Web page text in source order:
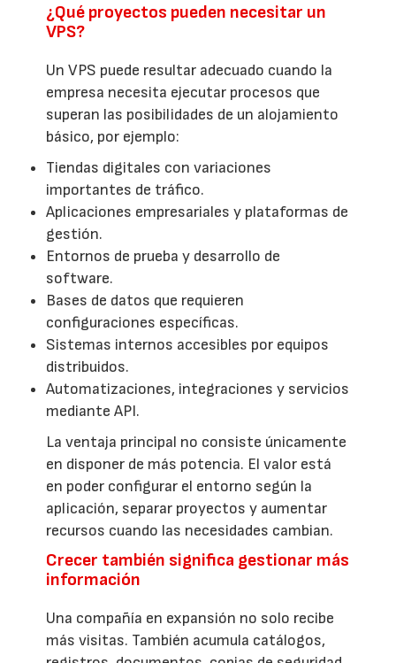
¿Qué proyectos pueden necesitar un
VPS?
Un VPS puede resultar adecuado cuando la
empresa necesita ejecutar procesos que
superan las posibilidades de un alojamiento
básico, por ejemplo:
Tiendas digitales con variaciones
importantes de tráfico.
Aplicaciones empresariales y plataformas de
gestión.
Entornos de prueba y desarrollo de
software.
Bases de datos que requieren
configuraciones específicas.
Sistemas internos accesibles por equipos
distribuidos.
Automatizaciones, integraciones y servicios
mediante API.
La ventaja principal no consiste únicamente
en disponer de más potencia. El valor está
en poder configurar el entorno según la
aplicación, separar proyectos y aumentar
recursos cuando las necesidades cambian.
Crecer también significa gestionar más
información
Una compañía en expansión no solo recibe
más visitas. También acumula catálogos,